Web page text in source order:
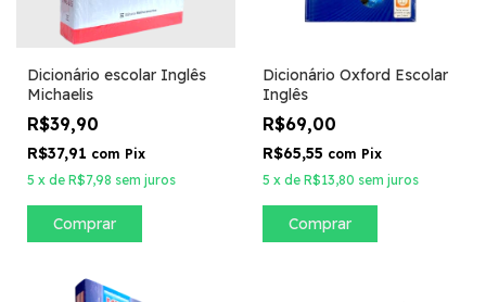
Dicionário escolar Inglês
Michaelis
R$39,90
R$37,91 com Pix
5 x de R$7,98 sem juros
Dicionário Oxford Escolar
Inglês
R$69,00
R$65,55 com Pix
5 x de R$13,80 sem juros